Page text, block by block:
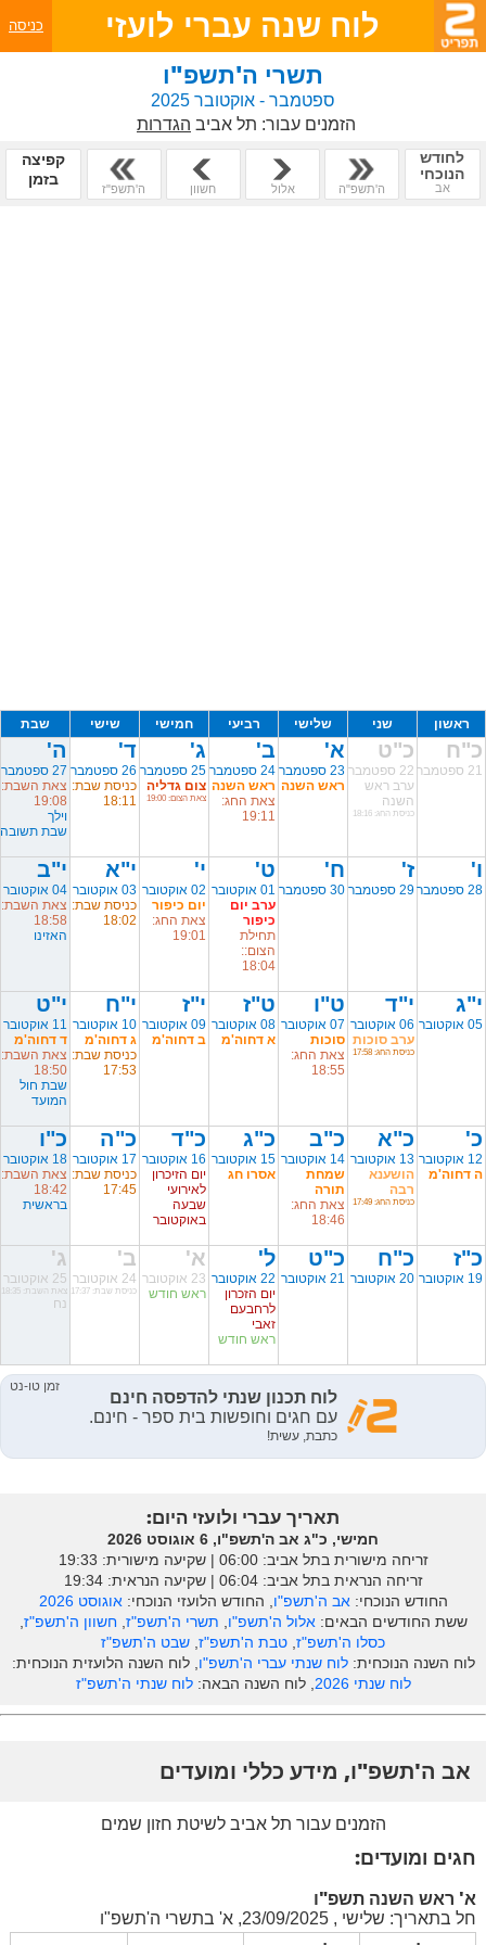
לוח שנה עברי לועזי כניסה
תשרי ה'תשפ"ו
ספטמבר - אוקטובר 2025
הזמנים עבור: תל אביב הגדרות
לחודש
הנוכחי
אב ה'תשפ"ה אלול חשוון ה'תשפ"ז
קפיצה
בזמן
ראשון שני שלישי רביעי חמישי שישי שבת
כ"ח
21 ספטמבר
כ"ט
22 ספטמבר
ערב ראש
השנה
כניסת החג: 18:16
א'
23 ספטמבר
ראש השנה
ב'
24 ספטמבר
ראש השנה
צאת החג:
19:11
ג'
25 ספטמבר
צום גדליה
צאת הצום: 19:00
ד'
26 ספטמבר
כניסת שבת:
18:11
ה'
27 ספטמבר
צאת השבת:
19:08
וילך
שבת תשובה
ו'
28 ספטמבר
ז'
29 ספטמבר
ח'
30 ספטמבר
ט'
01 אוקטובר
ערב יום
כיפור
תחילת
הצום::
18:04
י'
02 אוקטובר
יום כיפור
צאת החג:
19:01
י"א
03 אוקטובר
כניסת שבת:
18:02
י"ב
04 אוקטובר
צאת השבת:
18:58
האזינו
י"ג
05 אוקטובר
י"ד
06 אוקטובר
ערב סוכות
כניסת החג: 17:58
ט"ו
07 אוקטובר
סוכות
צאת החג:
18:55
ט"ז
08 אוקטובר
א דחוה'מ
י"ז
09 אוקטובר
ב דחוה'מ
י"ח
10 אוקטובר
ג דחוה'מ
כניסת שבת:
17:53
י"ט
11 אוקטובר
ד דחוה'מ
צאת השבת:
18:50
שבת חול
המועד
כ'
12 אוקטובר
ה דחוה'מ
כ"א
13 אוקטובר
הושענא
רבה
כניסת החג: 17:49
כ"ב
14 אוקטובר
שמחת
תורה
צאת החג:
18:46
כ"ג
15 אוקטובר
אסרו חג
כ"ד
16 אוקטובר
יום הזיכרון
לאירועי
שבעה
באוקטובר
כ"ה
17 אוקטובר
כניסת שבת:
17:45
כ"ו
18 אוקטובר
צאת השבת:
18:42
בראשית
כ"ז
19 אוקטובר
כ"ח
20 אוקטובר
כ"ט
21 אוקטובר
ל'
22 אוקטובר
יום הזכרון
לרחבעם
זאבי
ראש חודש
א'
23 אוקטובר
ראש חודש
ב'
24 אוקטובר
כניסת שבת: 17:37
ג'
25 אוקטובר
צאת השבת: 18:35
נח
תאריך עברי ולועזי היום:
חמישי, כ"ג אב ה'תשפ"ו, 6 אוגוסט 2026
זריחה מישורית בתל אביב: ‎06:00 | שקיעה מישורית: 19:33
זריחה הנראית בתל אביב: ‎06:04 | שקיעה הנראית: 19:34
החודש הנוכחי:אב ה'תשפ"ו, החודש הלועזי הנוכחי:אוגוסט 2026
ששת החודשים הבאים:אלול ה'תשפ"ו, תשרי ה'תשפ"ז, חשוון ה'תשפ"ז,
כסלו ה'תשפ"ז, טבת ה'תשפ"ז, שבט ה'תשפ"ז
לוח השנה הנוכחית:לוח שנתי עברי ה'תשפ"ו, לוח השנה הלועזית הנוכחית:
לוח שנתי 2026
, לוח השנה הבאה:לוח שנתי ה'תשפ"ז
אב ה'תשפ"ו, מידע כללי ומועדים
הזמנים עבור תל אביב לשיטת חזון שמים
חגים ומועדים:
א' ראש השנה תשפ"ו
חל בתאריך: שלישי , 23/09/2025, א' בתשרי ה'תשפ"ו